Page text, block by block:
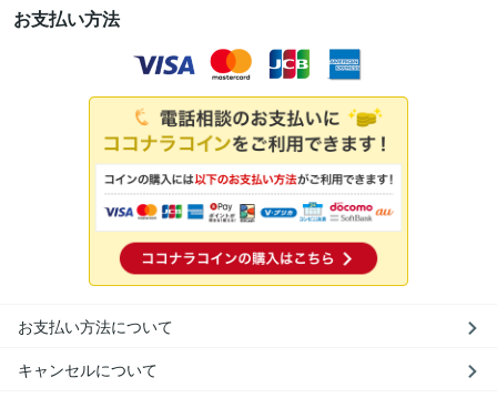
お支払い方法
お支払い方法について
キャンセルについて